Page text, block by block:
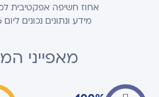
אחוז חשיפה אפקטיבית למניות:
מידע ונתונים נכונים ליום 30/06/2026
מאפייני